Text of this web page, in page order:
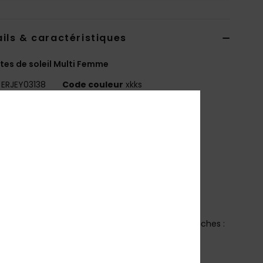
& caractéristiques
de soleil Multi Femme
ERJEY03138 Code couleur xkks
Verres : 50 mm / Pont : 19 mm / Branches :